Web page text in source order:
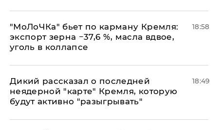
​"МоЛоЧКа" бьет по карману Кремля:
экспорт зерна −37,6 %, масла вдвое,
уголь в коллапсе
18:58
Дикий рассказал о последней
неядерной "карте" Кремля, которую
будут активно "разыгрывать"
18:49